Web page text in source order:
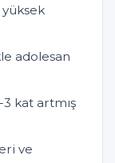
adolesan
kat artmış
ve